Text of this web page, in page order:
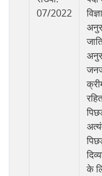
07/2022
के